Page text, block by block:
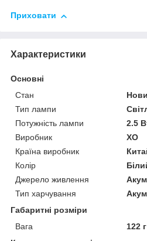
Приховати
Характеристики
Основні
Стан
Тип лампи
Потужність лампи
2.5
Виробник
XO
Країна виробник
Колір
Джерело живлення
Тип харчування
Габаритні розміри
Вага
122 г